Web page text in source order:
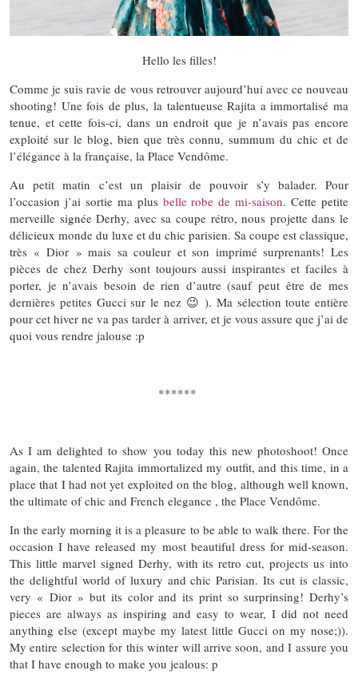
Hello les filles!
Comme je suis ravie de vous retrouver aujourd’hui avec ce nouveau
shooting! Une fois de plus, la talentueuse Rajita a immortalisé ma
tenue, et cette fois-ci, dans un endroit que je n’avais pas encore
exploité sur le blog, bien que très connu, summum du chic et de
l’élégance à la française, la Place Vendôme.
Au petit matin c’est un plaisir de pouvoir s’y balader. Pour
l’occasion j’ai sortie ma plus belle robe de mi-saison. Cette petite
merveille signée Derhy, avec sa coupe rétro, nous projette dans le
délicieux monde du luxe et du chic parisien. Sa coupe est classique,
très « Dior » mais sa couleur et son imprimé surprenants! Les
pièces de chez Derhy sont toujours aussi inspirantes et faciles à
porter, je n’avais besoin de rien d’autre (sauf peut être de mes
dernières petites Gucci sur le nez 😉 ). Ma sélection toute entière
pour cet hiver ne va pas tarder à arriver, et je vous assure que j’ai de
quoi vous rendre jalouse :p
******
As I am delighted to show you today this new photoshoot! Once
again, the talented Rajita immortalized my outfit, and this time, in a
place that I had not yet exploited on the blog, although well known,
the ultimate of chic and French elegance , the Place Vendôme.
In the early morning it is a pleasure to be able to walk there. For the
occasion I have released my most beautiful dress for mid-season.
This little marvel signed Derhy, with its retro cut, projects us into
the delightful world of luxury and chic Parisian. Its cut is classic,
very « Dior » but its color and its print so surprinsing! Derhy’s
pieces are always as inspiring and easy to wear, I did not need
anything else (except maybe my latest little Gucci on my nose;)).
My entire selection for this winter will arrive soon, and I assure you
that I have enough to make you jealous: p